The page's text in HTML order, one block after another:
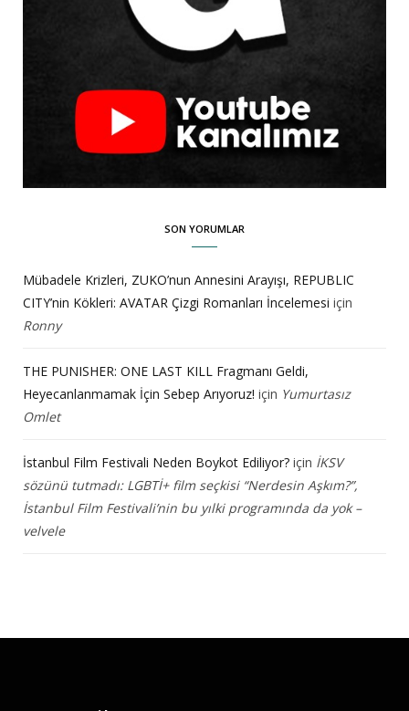
SON YORUMLAR
Mübadele Krizleri, ZUKO’nun Annesini Arayışı, REPUBLIC
CITY’nin Kökleri: AVATAR Çizgi Romanları İncelemesi için
Ronny
THE PUNISHER: ONE LAST KILL Fragmanı Geldi,
Heyecanlanmamak İçin Sebep Arıyoruz! için Yumurtasız
Omlet
İstanbul Film Festivali Neden Boykot Ediliyor? için İKSV
sözünü tutmadı: LGBTİ+ film seçkisi “Nerdesin Aşkım?”,
İstanbul Film Festivali’nin bu yılki programında da yok –
velvele